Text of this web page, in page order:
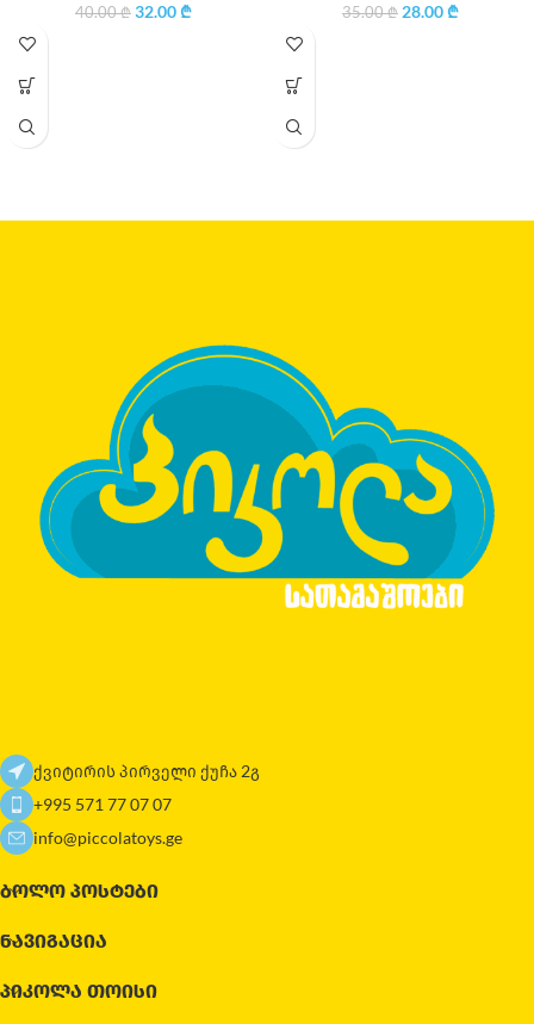
40.00₾ 32.00₾ 35.00₾ 28.00₾
ქვიტირის პირველი ქუჩა 2გ
+995 571 77 07 07
info@piccolatoys.ge
ᲑᲝᲚᲝ ᲞᲝᲡᲢᲔᲑᲘ
ᲜᲐᲕᲘᲒᲐᲪᲘᲐ
ᲞᲘᲙᲝᲚᲐ ᲗᲝᲘᲡᲘ